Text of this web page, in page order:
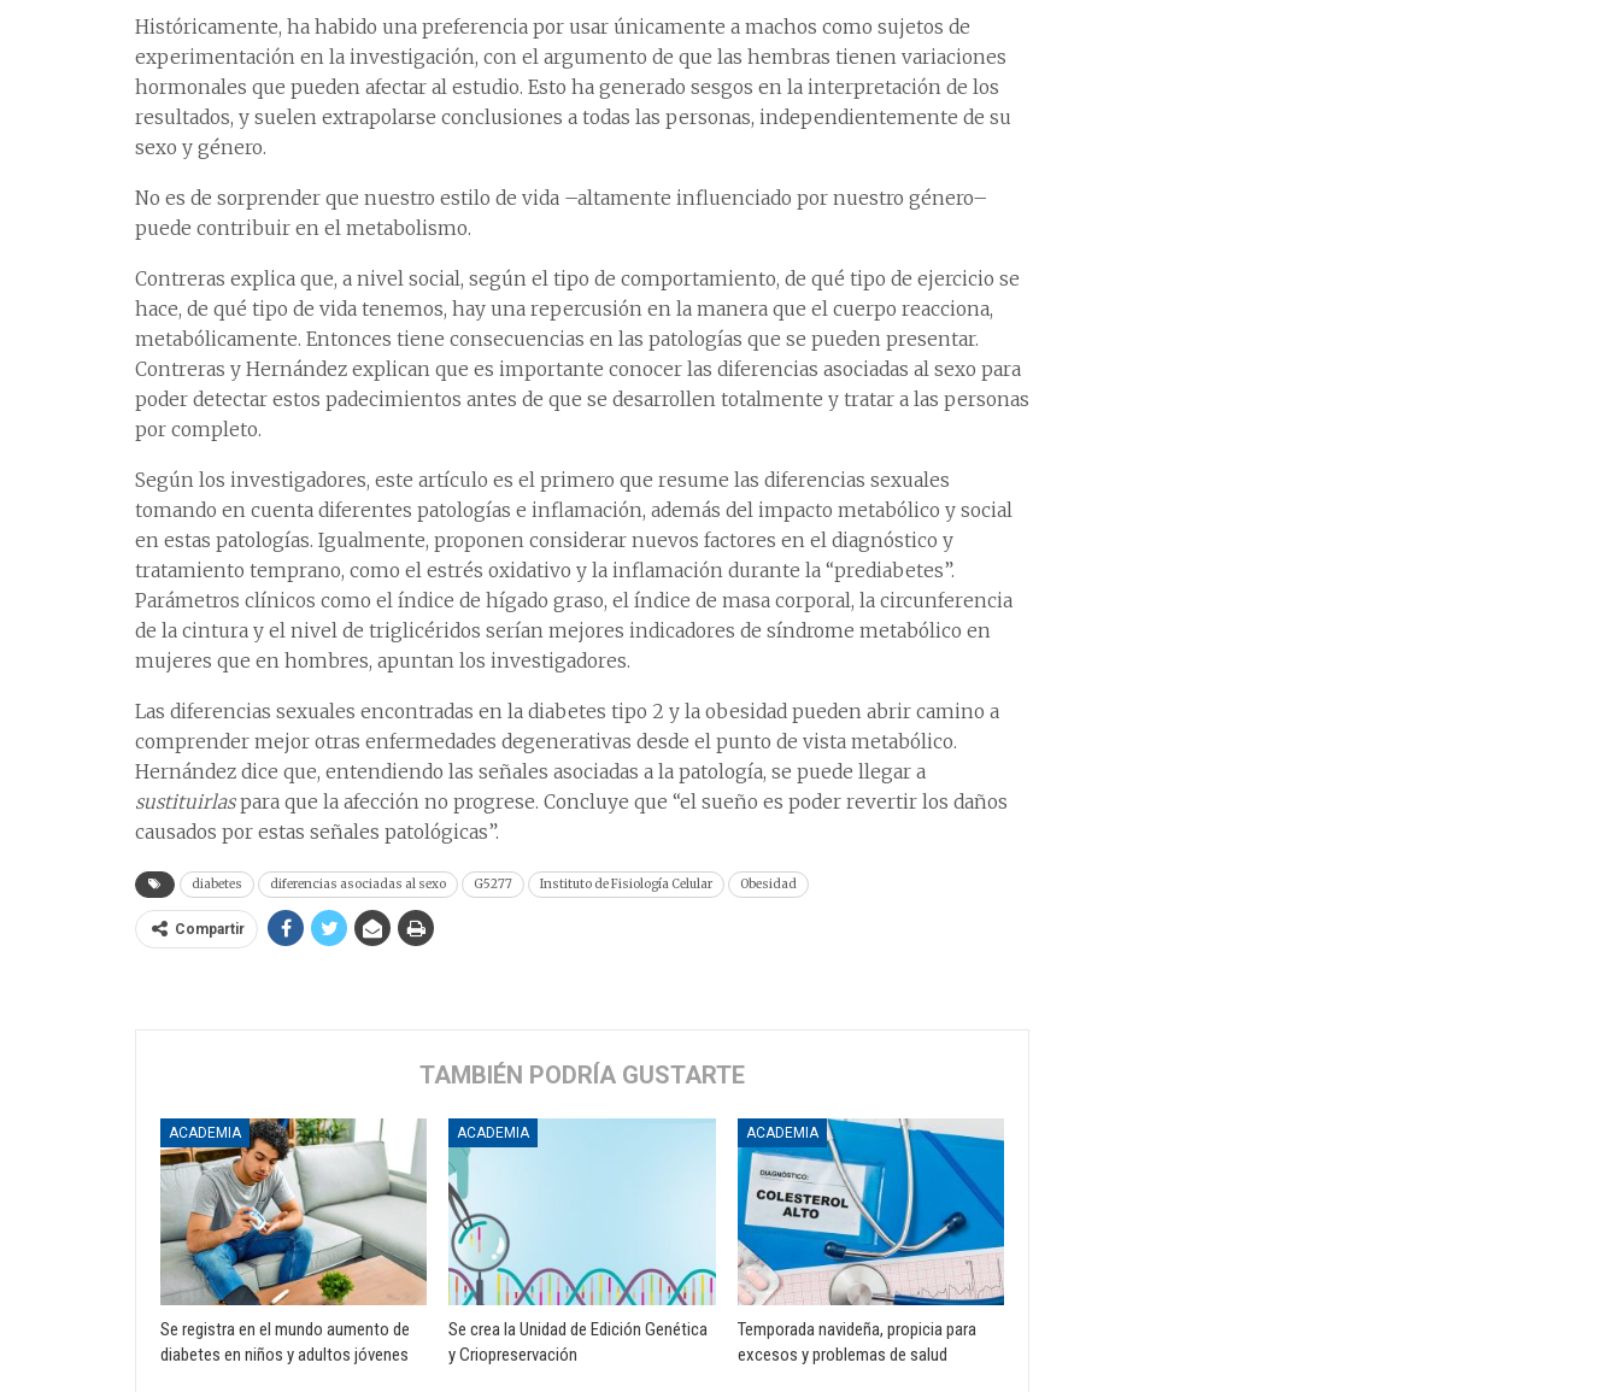
Históricamente, ha habido una preferencia por usar únicamente a machos como sujetos de
experimentación en la investigación, con el argumento de que las hembras tienen variaciones
hormonales que pueden afectar al estudio. Esto ha generado sesgos en la interpretación de los
resultados, y suelen extrapolarse conclusiones a todas las personas, independientemente de su
sexo y género.
No es de sorprender que nuestro estilo de vida –altamente influenciado por nuestro género–
puede contribuir en el metabolismo.
Contreras explica que, a nivel social, según el tipo de comportamiento, de qué tipo de ejercicio se
hace, de qué tipo de vida tenemos, hay una repercusión en la manera que el cuerpo reacciona,
metabólicamente. Entonces tiene consecuencias en las patologías que se pueden presentar.
Contreras y Hernández explican que es importante conocer las diferencias asociadas al sexo para
poder detectar estos padecimientos antes de que se desarrollen totalmente y tratar a las personas
por completo.
Según los investigadores, este artículo es el primero que resume las diferencias sexuales
tomando en cuenta diferentes patologías e inflamación, además del impacto metabólico y social
en estas patologías. Igualmente, proponen considerar nuevos factores en el diagnóstico y
tratamiento temprano, como el estrés oxidativo y la inflamación durante la “prediabetes”.
Parámetros clínicos como el índice de hígado graso, el índice de masa corporal, la circunferencia
de la cintura y el nivel de triglicéridos serían mejores indicadores de síndrome metabólico en
mujeres que en hombres, apuntan los investigadores.
Las diferencias sexuales encontradas en la diabetes tipo 2 y la obesidad pueden abrir camino a
comprender mejor otras enfermedades degenerativas desde el punto de vista metabólico.
Hernández dice que, entendiendo las señales asociadas a la patología, se puede llegar a
sustituirlaspara que la afección no progrese. Concluye que “el sueño es poder revertir los daños
causados por estas señales patológicas”.
diabetes diferencias asociadas al sexo G5277 Instituto de Fisiología Celular Obesidad
Compartir
TAMBIÉN PODRÍA GUSTARTE
ACADEMIA
Se registra en el mundo aumento de
diabetes en niños y adultos jóvenes
ACADEMIA
Se crea la Unidad de Edición Genética
y Criopreservación
ACADEMIA
Temporada navideña, propicia para
excesos y problemas de salud